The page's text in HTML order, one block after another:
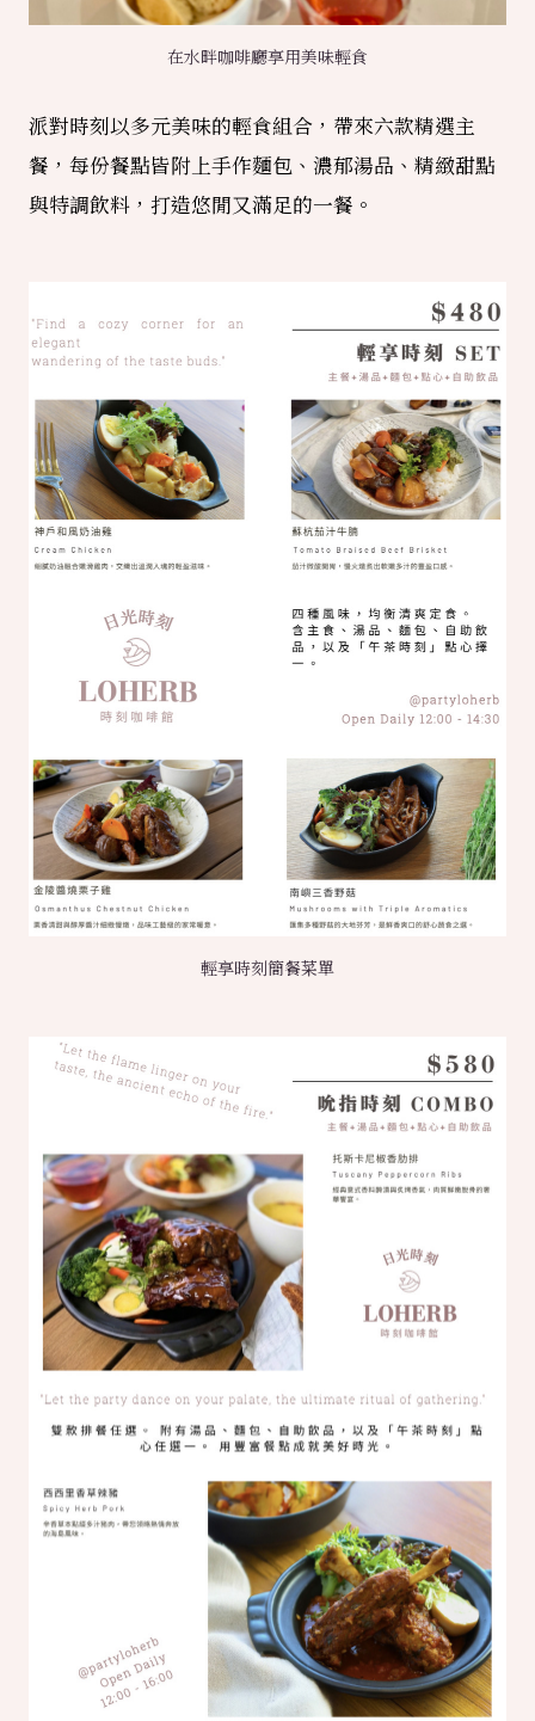
在水畔咖啡廳享用美味輕食
派對時刻以多元美味的輕食組合，帶來六款精選主
餐，每份餐點皆附上手作麵包、濃郁湯品、精緻甜點
與特調飲料，打造悠閒又滿足的一餐。
輕享時刻簡餐菜單